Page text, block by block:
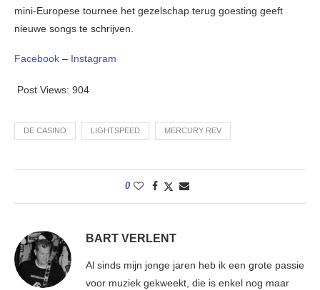
mini-Europese tournee het gezelschap terug goesting geeft
nieuwe songs te schrijven.
Facebook – Instagram
Post Views: 904
DE CASINO LIGHTSPEED MERCURY REV
0
BART VERLENT
Al sinds mijn jonge jaren heb ik een grote passie
voor muziek gekweekt, die is enkel nog maar